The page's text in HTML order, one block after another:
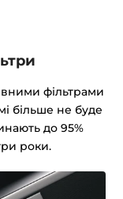
фільтрами
більше не буде
до 95%
роки.